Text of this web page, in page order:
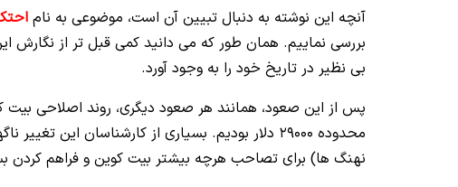
آنچه این نوشته به دنبال تبیین آن است، موضوعی به نام
بی نظیر در تاریخ خود را به وجود آورد.
محدوده 29000 دلار بودیم. بسیاری از کارشناسان
نهنگ ها) برای تصاحب هرچه بیشتر بیت کوین و فراهم کردن